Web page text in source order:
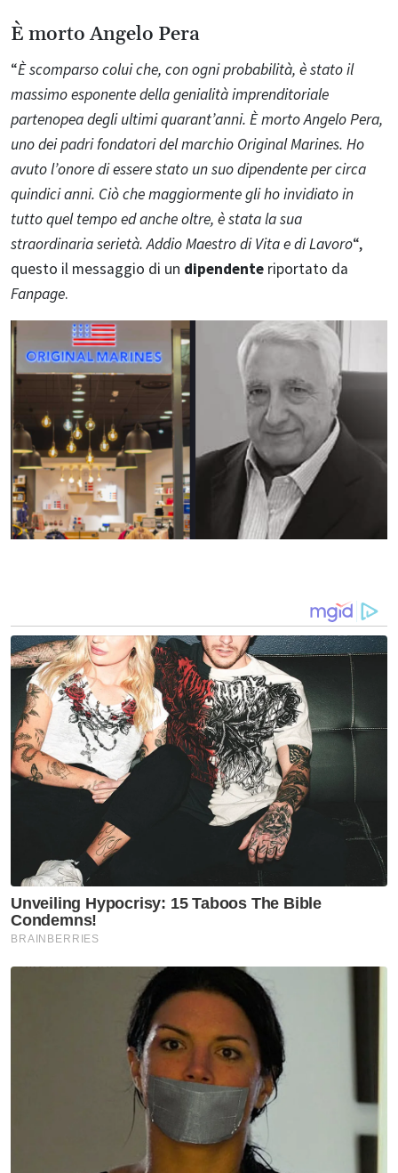
È morto Angelo Pera
“È scomparso colui che, con ogni probabilità, è stato il
massimo esponente della genialità imprenditoriale
partenopea degli ultimi quarant’anni. È morto Angelo Pera,
uno dei padri fondatori del marchio Original Marines. Ho
avuto l’onore di essere stato un suo dipendente per circa
quindici anni. Ciò che maggiormente gli ho invidiato in
tutto quel tempo ed anche oltre, è stata la sua
straordinaria serietà. Addio Maestro di Vita e di Lavoro“,
questo il messaggio di un dipendente riportato da
Fanpage.